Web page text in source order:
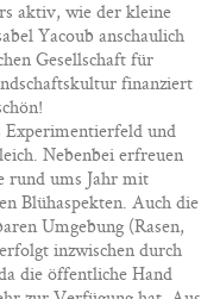
aktiv, wie der kleine
Yacoub anschaulich
Gesellschaft für
finanziert
Experimentierfeld und
Nebenbei erfreuen
rund ums Jahr mit
Blühaspekten. Auch die
Umgebung (Rasen,
inzwischen durch
die öffentliche Hand